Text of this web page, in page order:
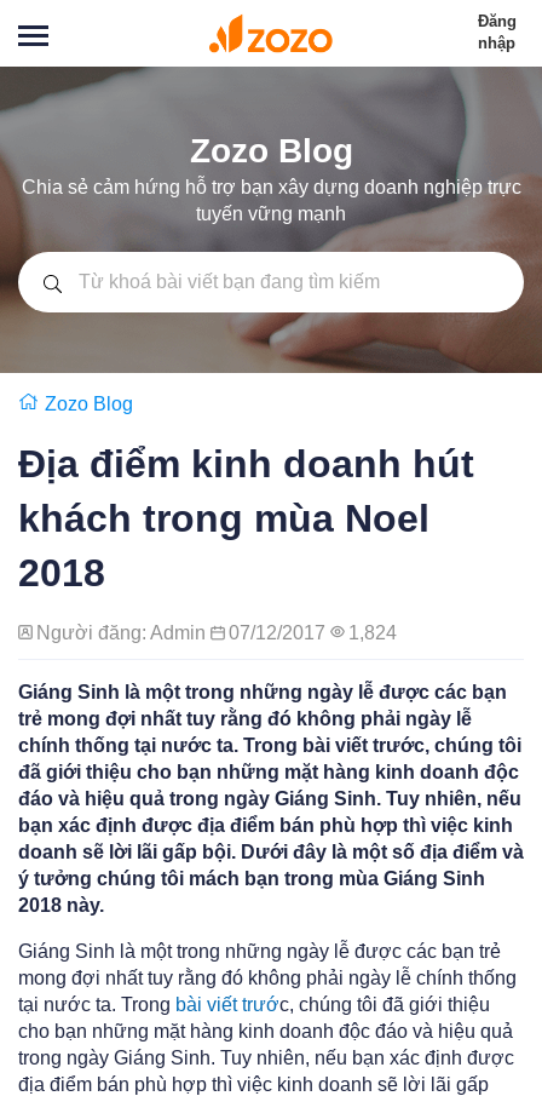
Đăng
nhập
Zozo Blog
Chia sẻ cảm hứng hỗ trợ bạn xây dựng doanh nghiệp trực
tuyến vững mạnh
Zozo Blog
Địa điểm kinh doanh hút
khách trong mùa Noel
2018
Người đăng: Admin 07/12/2017 1,824
Giáng Sinh là một trong những ngày lễ được các bạn
trẻ mong đợi nhất tuy rằng đó không phải ngày lễ
chính thống tại nước ta. Trong bài viết trước, chúng tôi
đã giới thiệu cho bạn những mặt hàng kinh doanh độc
đáo và hiệu quả trong ngày Giáng Sinh. Tuy nhiên, nếu
bạn xác định được địa điểm bán phù hợp thì việc kinh
doanh sẽ lời lãi gấp bội. Dưới đây là một số địa điểm và
ý tưởng chúng tôi mách bạn trong mùa Giáng Sinh
2018 này.
Giáng Sinh là một trong những ngày lễ được các bạn trẻ
mong đợi nhất tuy rằng đó không phải ngày lễ chính thống
tại nước ta. Trong bài viết trước, chúng tôi đã giới thiệu
cho bạn những mặt hàng kinh doanh độc đáo và hiệu quả
trong ngày Giáng Sinh. Tuy nhiên, nếu bạn xác định được
địa điểm bán phù hợp thì việc kinh doanh sẽ lời lãi gấp